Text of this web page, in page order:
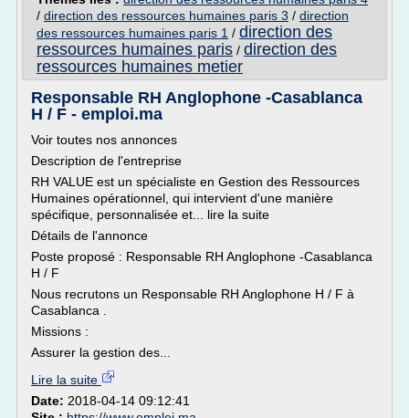
/ direction des ressources humaines paris 3 / direction
des ressources humaines paris 1 / direction des
ressources humaines paris / direction des
ressources humaines metier
Responsable RH Anglophone -Casablanca
H / F - emploi.ma
Voir toutes nos annonces
Description de l'entreprise
RH VALUE est un spécialiste en Gestion des Ressources
Humaines opérationnel, qui intervient d'une manière
spécifique, personnalisée et... lire la suite
Détails de l'annonce
Poste proposé : Responsable RH Anglophone -Casablanca
H / F
Nous recrutons un Responsable RH Anglophone H / F à
Casablanca .
Missions :
Assurer la gestion des...
Lire la suite
Date: 2018-04-14 09:12:41